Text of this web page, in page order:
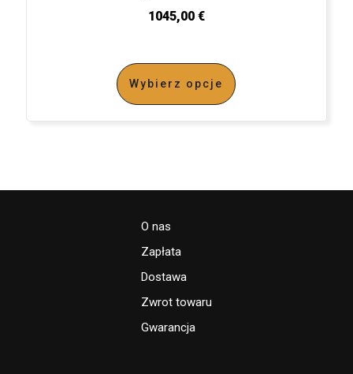
1045,00 €
Wybierz opcje
O nas
Zapłata
Dostawa
Zwrot towaru
Gwarancja